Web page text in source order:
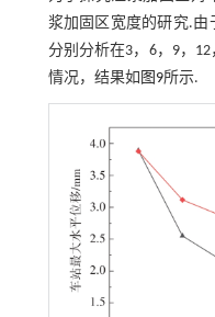
浆加固区宽度的研究.由
分别分析在3，6，9，
情况，结果如 图9所示.